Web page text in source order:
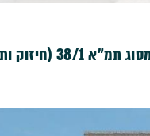
המשרד הינו אחד